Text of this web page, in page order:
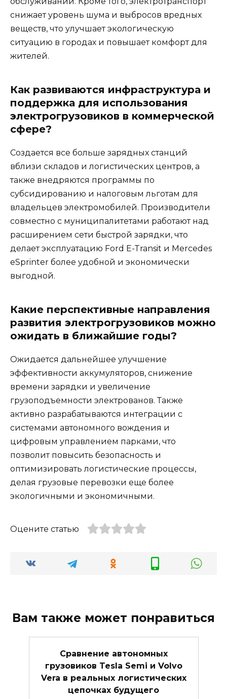
снижает уровень шума и выбросов вредных
веществ, что улучшает экологическую
ситуацию в городах и повышает комфорт для
жителей.
Как развиваются инфраструктура и
поддержка для использования
электрогрузовиков в коммерческой
сфере?
Создается все больше зарядных станций
вблизи складов и логистических центров, а
также внедряются программы по
субсидированию и налоговым льготам для
владельцев электромобилей. Производители
совместно с муниципалитетами работают над
расширением сети быстрой зарядки, что
делает эксплуатацию Ford E-Transit и Mercedes
eSprinter более удобной и экономически
выгодной.
Какие перспективные направления
развития электрогрузовиков можно
ожидать в ближайшие годы?
Ожидается дальнейшее улучшение
эффективности аккумуляторов, снижение
времени зарядки и увеличение
грузоподъемности электрованов. Также
активно разрабатываются интеграции с
системами автономного вождения и
цифровым управлением парками, что
позволит повысить безопасность и
оптимизировать логистические процессы,
делая грузовые перевозки еще более
экологичными и экономичными.
Оцените статью
Вам также может понравиться
Сравнение автономных
грузовиков Tesla Semi и Volvo
Vera в реальных логистических
цепочках будущего